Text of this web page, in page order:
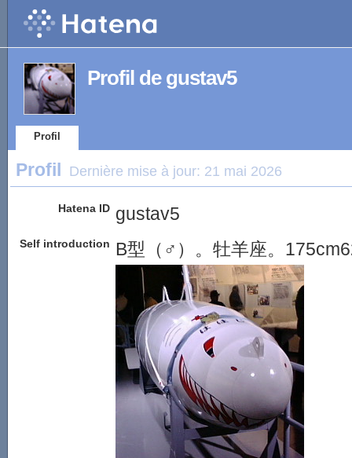
Profil de gustav5
Profil
Profil Dernière mise à jour: 21 mai 2026
Hatena ID gustav5
Self introduction B型（♂）。牡羊座。